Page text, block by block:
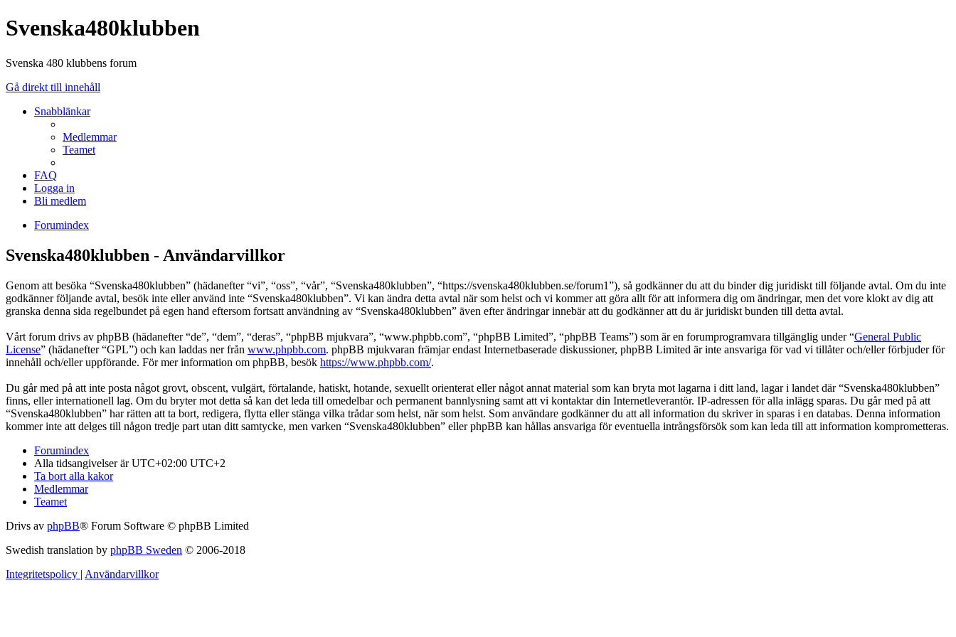
Svenska480klubben
Svenska 480 klubbens forum
Gå direkt till innehåll
Snabblänkar
Medlemmar
Teamet
FAQ
Logga in
Bli medlem
Forumindex
Svenska480klubben - Användarvillkor
Genom att besöka “Svenska480klubben” (hädanefter “vi”, “oss”, “vår”, “Svenska480klubben”, “https://svenska480klubben.se/forum1”), så godkänner du att du binder dig juridiskt till följande avtal. Om du inte
godkänner följande avtal, besök inte eller använd inte “Svenska480klubben”. Vi kan ändra detta avtal när som helst och vi kommer att göra allt för att informera dig om ändringar, men det vore klokt av dig att
granska denna sida regelbundet på egen hand eftersom fortsatt användning av “Svenska480klubben” även efter ändringar innebär att du godkänner att du är juridiskt bunden till detta avtal.
Vårt forum drivs av phpBB (hädanefter “de”, “dem”, “deras”, “phpBB mjukvara”, “www.phpbb.com”, “phpBB Limited”, “phpBB Teams”) som är en forumprogramvara tillgänglig under “General Public
License” (hädanefter “GPL”) och kan laddas ner från www.phpbb.com. phpBB mjukvaran främjar endast Internetbaserade diskussioner, phpBB Limited är inte ansvariga för vad vi tillåter och/eller förbjuder för
innehåll och/eller uppförande. För mer information om phpBB, besök https://www.phpbb.com/.
Du går med på att inte posta något grovt, obscent, vulgärt, förtalande, hatiskt, hotande, sexuellt orienterat eller något annat material som kan bryta mot lagarna i ditt land, lagar i landet där “Svenska480klubben”
finns, eller internationell lag. Om du bryter mot detta så kan det leda till omedelbar och permanent bannlysning samt att vi kontaktar din Internetleverantör. IP-adressen för alla inlägg sparas. Du går med på att
“Svenska480klubben” har rätten att ta bort, redigera, flytta eller stänga vilka trådar som helst, när som helst. Som användare godkänner du att all information du skriver in sparas i en databas. Denna information
kommer inte att delges till någon tredje part utan ditt samtycke, men varken “Svenska480klubben” eller phpBB kan hållas ansvariga för eventuella intrångsförsök som kan leda till att information komprometteras.
Forumindex
Alla tidsangivelser är UTC+02:00 UTC+2
Ta bort alla kakor
Medlemmar
Teamet
Drivs av phpBB® Forum Software © phpBB Limited
Swedish translation by phpBB Sweden © 2006-2018
Integritetspolicy | Användarvillkor